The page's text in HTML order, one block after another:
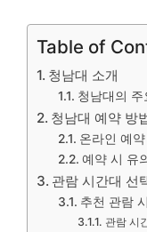
Table of
청남대 소개
청남대의 주
청남대 예약 방
온라인 예약
예약 시 유
관람 시간대 선
추천 관람
관람 시